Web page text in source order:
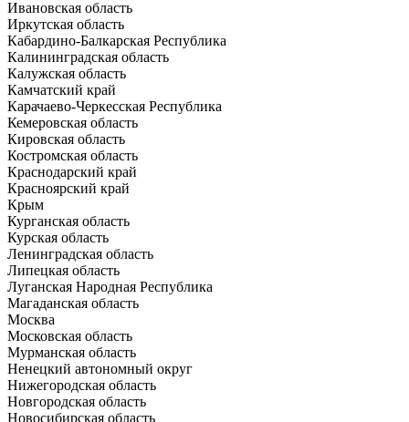
Ивановская область
Иркутская область
Кабардино-Балкарская Республика
Калининградская область
Калужская область
Камчатский край
Карачаево-Черкесская Республика
Кемеровская область
Кировская область
Костромская область
Краснодарский край
Красноярский край
Крым
Курганская область
Курская область
Ленинградская область
Липецкая область
Луганская Народная Республика
Магаданская область
Москва
Московская область
Мурманская область
Ненецкий автономный округ
Нижегородская область
Новгородская область
Новосибирская область